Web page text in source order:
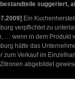
suggeriert,
Ein
verpflichtet zu
… wenn in dem Produkt
hätte das
zum Verkauf im
abgebildet